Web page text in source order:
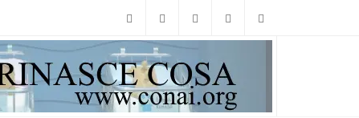
FacebookTwitter